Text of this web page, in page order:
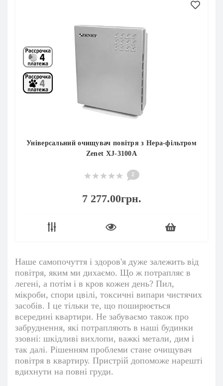
Універсальний очищувач повітря з Нера-фільтром
Zenet XJ-3100A
2
7 277.00грн.
Наше самопочуття і здоров'я дуже залежить від
повітря, яким ми дихаємо. Що ж потрапляє в
легені, а потім і в кров кожен день? Пил,
мікроби, спори цвілі, токсичні випари чистячих
засобів. І це тільки те, що поширюється
всередині квартири. Не забуваємо також про
забруднення, які потрапляють в наші будинки
ззовні: шкідливі вихлопи, важкі метали, дим і
так далі. Рішенням проблеми стане очищувач
повітря в квартиру. Пристрій допоможе нарешті
вдихнути на повні груди.